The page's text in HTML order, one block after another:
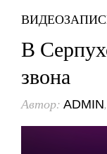
В
звона
Автор: ADMIN,